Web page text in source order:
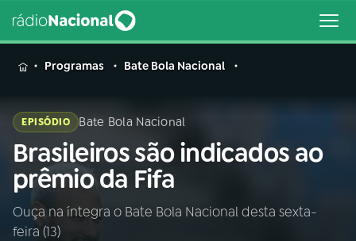
MENU
Buscar
na
Rádio
Nacional
Buscar
Programas Bate Bola Nacional
EPISÓDIO Bate Bola Nacional
Brasileiros são indicados ao
prêmio da Fifa
Ouça na íntegra o Bate Bola Nacional desta sexta-
feira (13)